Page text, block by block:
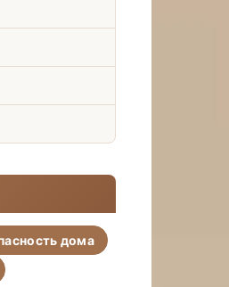
дома